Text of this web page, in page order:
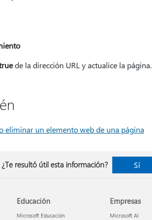
de la dirección URL y actualice la página.
eliminar un elemento web de una página
¿Te resultó útil esta información? Sí
Educación
Microsoft Educación
Empresas
Microsoft AI